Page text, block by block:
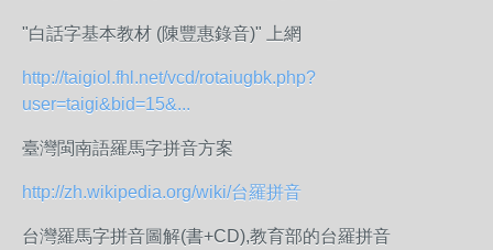
"白話字基本教材 (陳豐惠錄音)" 上網
http://taigiol.fhl.net/vcd/rotaiugbk.php?
user=taigi&bid=15&...
臺灣閩南語羅馬字拼音方案
http://zh.wikipedia.org/wiki/台羅拼音
台灣羅馬字拼音圖解(書+CD),教育部的台羅拼音